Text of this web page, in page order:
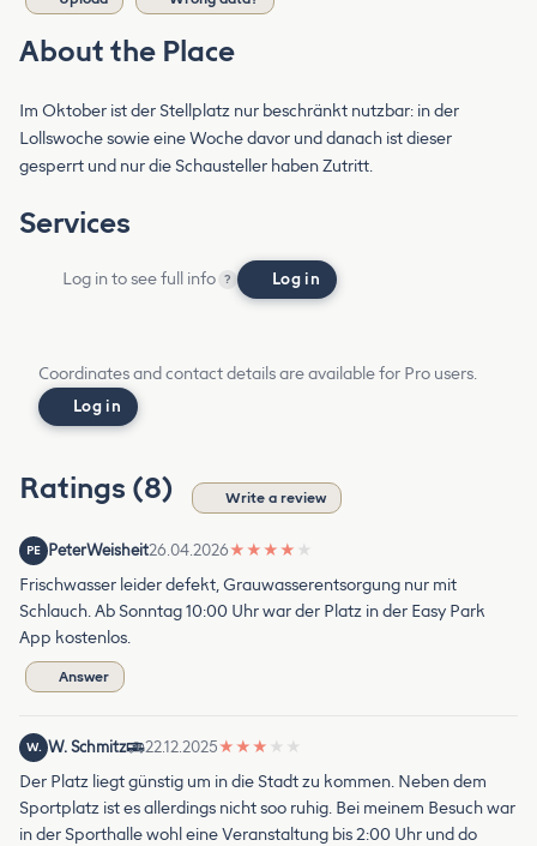
About the Place
Im Oktober ist der Stellplatz nur beschränkt nutzbar: in der
Lollswoche sowie eine Woche davor und danach ist dieser
gesperrt und nur die Schausteller haben Zutritt.
Services
Log in to see full info ? Log in
Coordinates and contact details are available for Pro users.
Log in
Ratings (8) Write a review
PE PeterWeisheit26.04.2026★ ★ ★ ★ ★
Frischwasser leider defekt, Grauwasserentsorgung nur mit
Schlauch. Ab Sonntag 10:00 Uhr war der Platz in der Easy Park
App kostenlos.
Answer
W. W. Schmitz 22.12.2025★ ★ ★ ★ ★
Der Platz liegt günstig um in die Stadt zu kommen. Neben dem
Sportplatz ist es allerdings nicht soo ruhig. Bei meinem Besuch war
in der Sporthalle wohl eine Veranstaltung bis 2:00 Uhr und do